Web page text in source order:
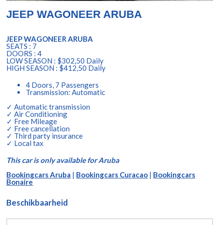
JEEP WAGONEER ARUBA
JEEP WAGONEER ARUBA
SEATS : 7
DOORS : 4
LOW SEASON : $302,50 Daily
HIGH SEASON : $412,50 Daily
4 Doors, 7 Passengers
Transmission: Automatic
✓ Automatic transmission
✓ Air Conditioning
✓ Free Mileage
✓ Free cancellation
✓ Third party insurance
✓ Local tax
This car is only available for Aruba
Bookingcars Aruba | Bookingcars Curacao | Bookingcars
Bonaire
Beschikbaarheid